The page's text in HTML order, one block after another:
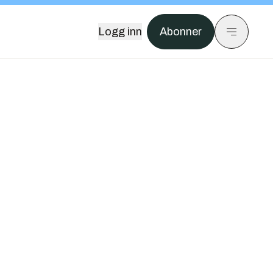
Logg inn Abonner